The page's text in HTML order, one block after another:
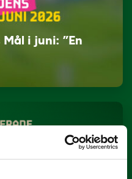
i juni: ”En